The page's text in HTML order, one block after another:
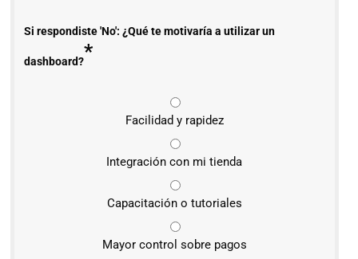
Si respondiste 'No': ¿Qué te motivaría a utilizar un
dashboard?*
Facilidad y rapidez
Integración con mi tienda
Capacitación o tutoriales
Mayor control sobre pagos